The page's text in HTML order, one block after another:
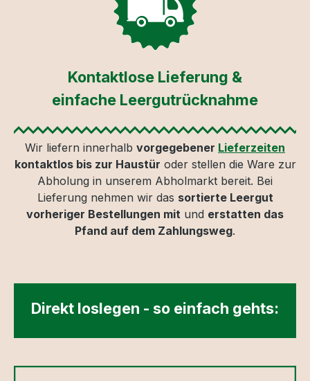
Kontaktlose Lieferung &
einfache Leergutrücknahme
Wir liefern innerhalb vorgegebener Lieferzeiten
kontaktlos bis zur Haustür oder stellen die Ware zur
Abholung in unserem Abholmarkt bereit. Bei
Lieferung nehmen wir das sortierte Leergut
vorheriger Bestellungen mit und erstatten das
Pfand auf dem Zahlungsweg.
Direkt loslegen - so einfach gehts: